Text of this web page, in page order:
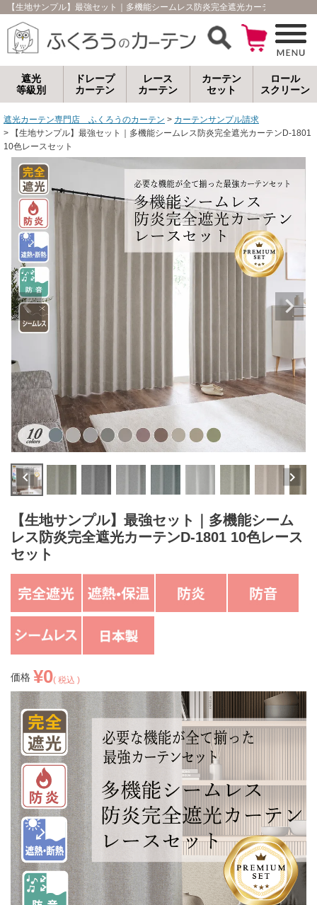
【生地サンプル】最強セット｜多機能シームレス防炎完全遮光カーテンD-
遮光
等級別
ドレープ
カーテン
レース
カーテン
カーテン
セット
ロール
スクリーン
遮光カーテン専門店 ふくろうのカーテン
カーテンサンプル請求
【生地サンプル】最強セット｜多機能シームレス防炎完全遮光カーテンD-1801
10色レースセット
【生地サンプル】最強セット｜多機能シーム
レス防炎完全遮光カーテンD-1801 10色レース
セット
価格 ¥0 税込